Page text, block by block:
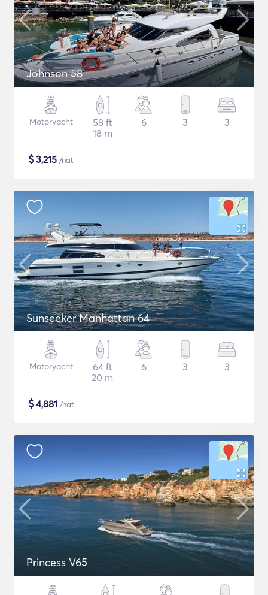
Johnson 58
Motoryacht
58 ft
18 m
6 3 3
$3,215 /nat
Sunseeker Manhattan 64
Motoryacht
64 ft
20 m
6 3 3
$4,881 /nat
Princess V65